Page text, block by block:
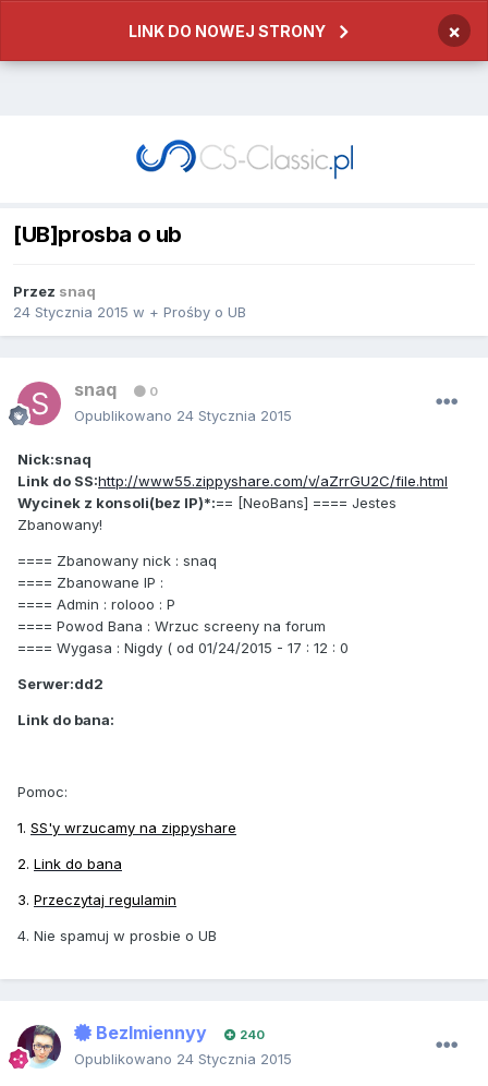
LINK DO NOWEJ STRONY ×
[UB]prosba o ub
Przez snaq
24 Stycznia 2015 w + Prośby o UB
snaq 0
Opublikowano 24 Stycznia 2015
Nick:snaq
Link do SS:http://www55.zippyshare.com/v/aZrrGU2C/file.html
Wycinek z konsoli(bez IP)*:== [NeoBans] ==== Jestes
Zbanowany!
==== Zbanowany nick : snaq
==== Zbanowane IP :
==== Admin : rolooo : P
==== Powod Bana : Wrzuc screeny na forum
==== Wygasa : Nigdy ( od 01/24/2015 - 17 : 12 : 0
Serwer:dd2
Link do bana:
Pomoc:
1. SS'y wrzucamy na zippyshare
2. Link do bana
3. Przeczytaj regulamin
4. Nie spamuj w prosbie o UB
BezImiennyy 240
Opublikowano 24 Stycznia 2015